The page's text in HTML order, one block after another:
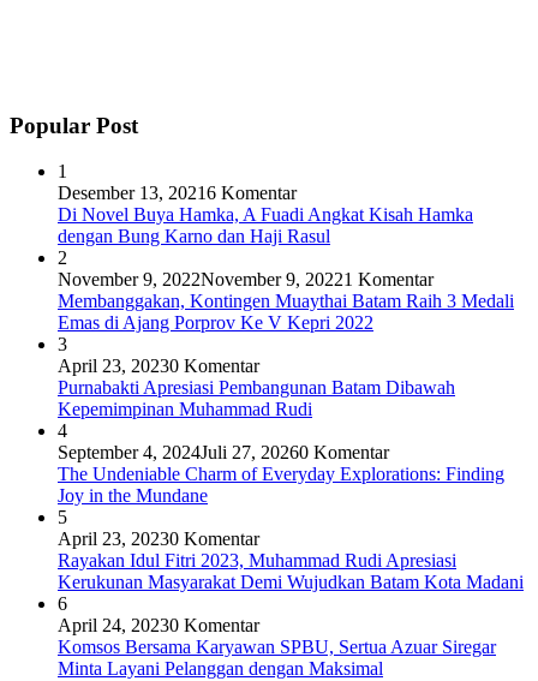
Popular Post
1
Desember 13, 20216 Komentar
Di Novel Buya Hamka, A Fuadi Angkat Kisah Hamka
dengan Bung Karno dan Haji Rasul
2
November 9, 2022November 9, 20221 Komentar
Membanggakan, Kontingen Muaythai Batam Raih 3 Medali
Emas di Ajang Porprov Ke V Kepri 2022
3
April 23, 20230 Komentar
Purnabakti Apresiasi Pembangunan Batam Dibawah
Kepemimpinan Muhammad Rudi
4
September 4, 2024Juli 27, 20260 Komentar
The Undeniable Charm of Everyday Explorations: Finding
Joy in the Mundane
5
April 23, 20230 Komentar
Rayakan Idul Fitri 2023, Muhammad Rudi Apresiasi
Kerukunan Masyarakat Demi Wujudkan Batam Kota Madani
6
April 24, 20230 Komentar
Komsos Bersama Karyawan SPBU, Sertua Azuar Siregar
Minta Layani Pelanggan dengan Maksimal